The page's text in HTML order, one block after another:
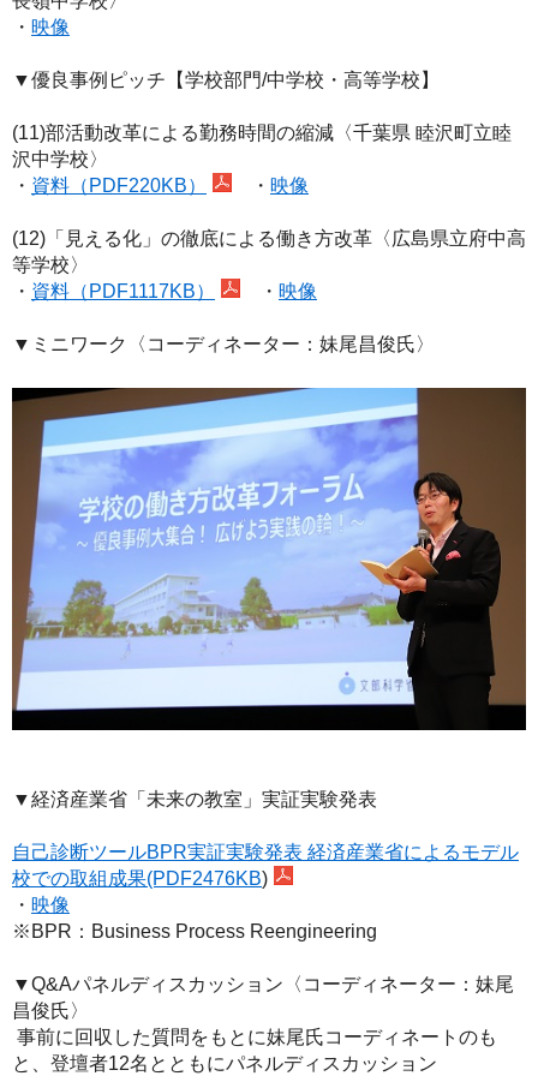
・ 映像
▼優良事例ピッチ【学校部門/中学校・高等学校】
(11)部活動改革による勤務時間の縮減〈千葉県 睦沢町立睦
沢中学校〉
・ 資料（PDF220KB） ・ 映像
(12)「見える化」の徹底による働き方改革〈広島県立府中高
等学校〉
・ 資料（PDF1117KB） ・ 映像
▼ミニワーク〈コーディネーター：妹尾昌俊氏〉
▼経済産業省「未来の教室」実証実験発表
自己診断ツールBPR実証実験発表 経済産業省によるモデル
校での取組成果(PDF2476KB)
・ 映像
※BPR：Business Process Reengineering
▼Q&Aパネルディスカッション〈コーディネーター：妹尾
昌俊氏〉
事前に回収した質問をもとに妹尾氏コーディネートのも
と、登壇者12名とともにパネルディスカッション